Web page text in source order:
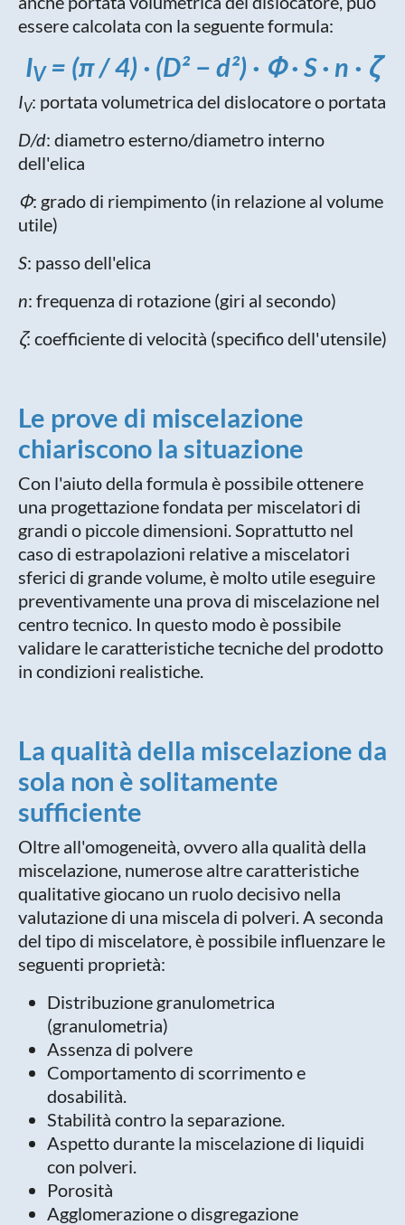
essere calcolata con la seguente formula:
IV= (π / 4) · (D² − d²) · Φ · S · n · ζ
IV: portata volumetrica del dislocatore o portata
D/d: diametro esterno/diametro interno
dell'elica
Φ: grado di riempimento (in relazione al volume
utile)
S: passo dell'elica
n: frequenza di rotazione (giri al secondo)
ζ: coefficiente di velocità (specifico dell'utensile)
Le prove di miscelazione
chiariscono la situazione
Con l'aiuto della formula è possibile ottenere
una progettazione fondata per miscelatori di
grandi o piccole dimensioni. Soprattutto nel
caso di estrapolazioni relative a miscelatori
sferici di grande volume, è molto utile eseguire
preventivamente una prova di miscelazione nel
centro tecnico. In questo modo è possibile
validare le caratteristiche tecniche del prodotto
in condizioni realistiche.
La qualità della miscelazione da
sola non è solitamente
sufficiente
Oltre all'omogeneità, ovvero alla qualità della
miscelazione, numerose altre caratteristiche
qualitative giocano un ruolo decisivo nella
valutazione di una miscela di polveri. A seconda
del tipo di miscelatore, è possibile influenzare le
seguenti proprietà:
Distribuzione granulometrica
(granulometria)
Assenza di polvere
Comportamento di scorrimento e
dosabilità.
Stabilità contro la separazione.
Aspetto durante la miscelazione di liquidi
con polveri.
Porosità
Agglomerazione o disgregazione